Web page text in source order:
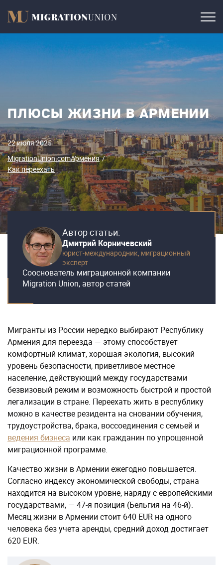
ПЛЮСЫ ЖИЗНИ В АРМЕНИИ
22 июля 2025
MigrationUnion.comАрмения
Как переехать
Автор статьи:
Дмитрий Корничевский
юрист-международник, миграционный
эксперт
Сооснователь миграционной компании
Migration Union, автор статей
Мигранты из России нередко выбирают Республику
Армения для переезда — этому способствует
комфортный климат, хорошая экология, высокий
уровень безопасности, приветливое местное
население, действующий между государствами
безвизовый режим и возможность быстрой и простой
легализации в стране. Переехать жить в республику
можно в качестве резидента на сновании обучения,
трудоустройства, брака, воссоединения с семьей и
ведения бизнеса или как гражданин по упрощенной
миграционной программе.
Качество жизни в Армении ежегодно повышается.
Согласно индексу экономической свободы, страна
находится на высоком уровне, наряду с европейскими
государствами, — 47-я позиция (Бельгия на 46-й).
Месяц жизни в Армении стоит 640 EUR на одного
человека без учета аренды, средний доход достигает
620 EUR.